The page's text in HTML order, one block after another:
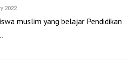
2022
muslim yang belajar Pendidikan